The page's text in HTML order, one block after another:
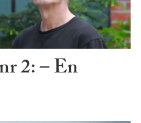
2: – En